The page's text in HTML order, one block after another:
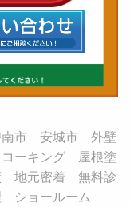
市 安城市 外壁
ーキング 屋根塗
元密着 無料診
ショールーム